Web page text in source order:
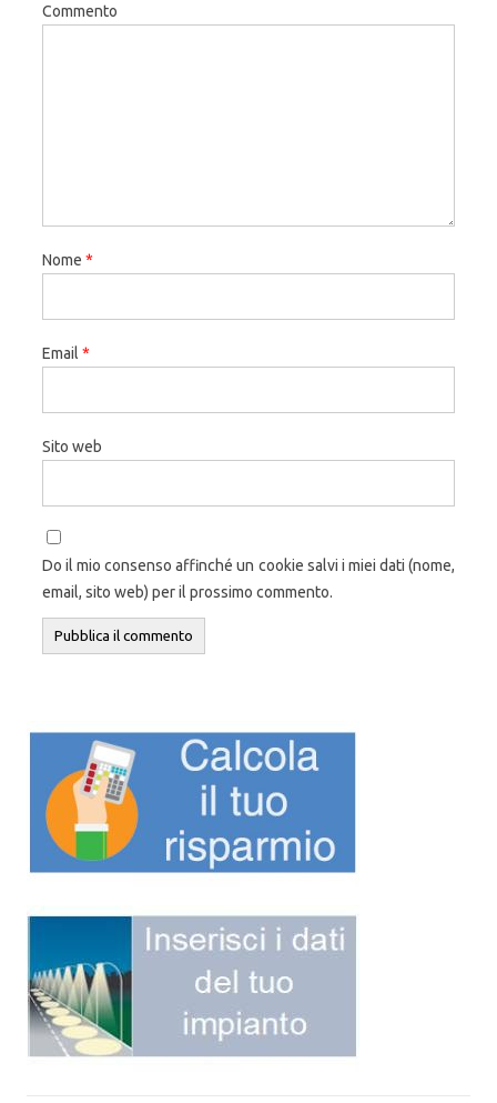
Commento
Nome *
Email *
Sito web
Do il mio consenso affinché un cookie salvi i miei dati (nome,
email, sito web) per il prossimo commento.